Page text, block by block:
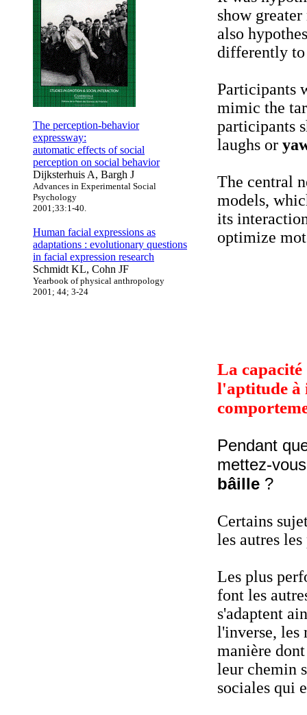
The perception-behavior
expressway:
automatic effects of social
perception on social behavior
Dijksterhuis A, Bargh J
Advances in Experimental Social
Psychology
2001;33:1-40.
Human facial expressions as
adaptations : evolutionary questions
in facial expression research
Schmidt KL, Cohn JF
Yearbook of physical anthropology
2001; 44; 3-24
show
also
differently to
Participants
mimic the
participants
laughs or
The central
models,
its
optimize
La
l'aptitude à
Pendant
mettez-
bâille ?
Certains
les autres
Les plus
font les
s'adaptent
l'inverse, les
manière
leur chemin
sociales qui